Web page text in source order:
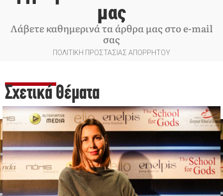
μας
Λάβετε καθημερινά τα άρθρα μας στο e-mail
σας
ΠΟΛΙΤΙΚΗ ΠΡΟΣΤΑΣΙΑΣ ΑΠΟΡΡΗΤΟΥ
Σχετικά Θέματα